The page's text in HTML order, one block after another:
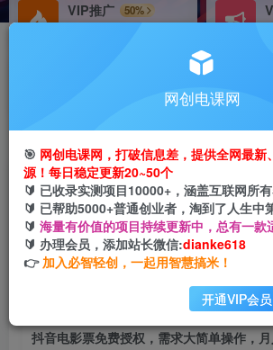
VIP推广
50%
搭建同款网站，自己当老板
抖音电影票免费授权，需求大简单
12000+（教程+素材打包）
网创电课网
2年前发布
网创电课网
🎯 网创电课网，打破信息差，提供全网最新
源！每日稳定更新20~50个
🔰 已收录实测项目10000+，涵盖互联网所
🔰 已帮助5000+普通创业者，淘到了人生中
🔰 海量有价值的项目持续更新中，总有一款
🔰 办理会员，添加站长微信:dianke618
👉 加入必智轻创，一起用智慧搞米！
开通VIP会员